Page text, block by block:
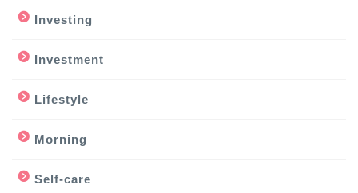
Investing
Investment
Lifestyle
Morning
Self-care